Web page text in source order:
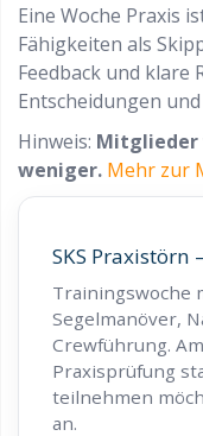
Eine Woche Praxis
Fähigkeiten als
Feedback und klare
Entscheidungen
Hinweis: Mitglieder
weniger. Mehr zur
SKS Praxistörn
Trainingswoche
Segelmanöver,
Crewführung.
Praxisprüfung
teilnehmen
an.